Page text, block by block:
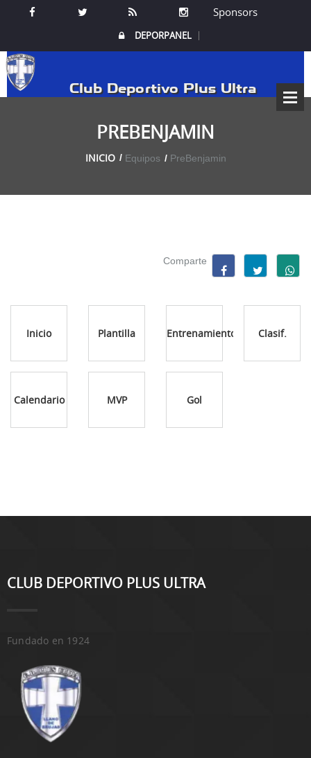
Sponsors
DEPORPANEL
Club Deportivo Plus Ultra
PREBENJAMIN
INICIO Equipos PreBenjamin
Comparte
Inicio Plantilla Entrenamientos Clasif.
Calendario MVP Gol
CLUB DEPORTIVO PLUS ULTRA
Fundado en 1924